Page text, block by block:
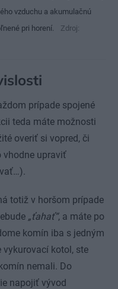
vzduchu a akumulačnú
pri horení.
Zdroj:
prípade spojené
teda máte možnosti
overiť si vopred, či
vhodne upraviť
totiž v horšom prípade
„ťahať“, a máte po
komín iba s jedným
vykurovací kotol, ste
nemali. Do
napojiť vývod